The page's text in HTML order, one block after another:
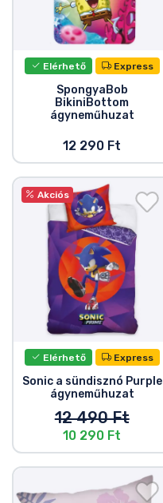
Elérhető Express
SpongyaBob
BikiniBottom
ágyneműhuzat
12 290 Ft
Akciós
Elérhető Express
Sonic a sündisznó Purple
ágyneműhuzat
12 490 Ft
10 290 Ft